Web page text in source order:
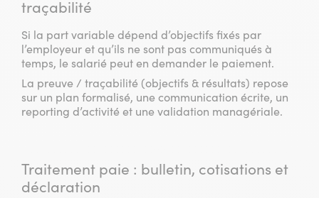
traçabilité
Si la part variable dépend d’objectifs fixés par
l’employeur et qu’ils ne sont pas communiqués à
temps, le salarié peut en demander le paiement.
La preuve / traçabilité (objectifs & résultats) repose
sur un plan formalisé, une communication écrite, un
reporting d’activité et une validation managériale.
Traitement paie : bulletin, cotisations et
déclaration